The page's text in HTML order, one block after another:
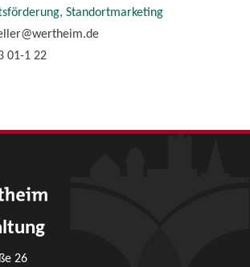
Standortmarketing
01-1 22
26